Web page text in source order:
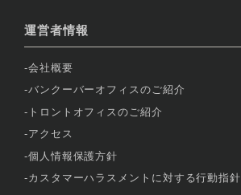
運営者情報
会社概要
バンクーバーオフィスのご紹介
トロントオフィスのご紹介
アクセス
個人情報保護方針
カスタマーハラスメントに対する行動指針